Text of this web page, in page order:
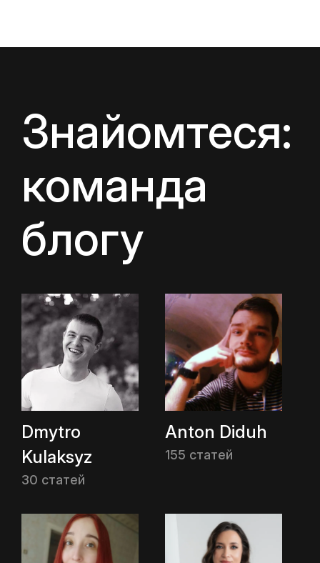
Знайомтеся:
команда
блогу
Dmytro
Kulaksyz
30 статей
Anton Diduh
155 статей